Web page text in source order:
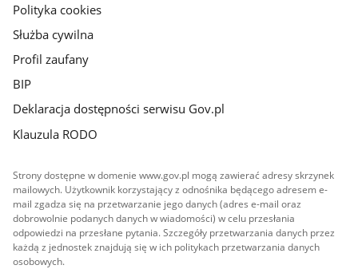
Polityka cookies
Służba cywilna
Profil zaufany
BIP
Deklaracja dostępności serwisu Gov.pl
Klauzula RODO
Strony dostępne w domenie www.gov.pl mogą zawierać adresy skrzynek
mailowych. Użytkownik korzystający z odnośnika będącego adresem e-
mail zgadza się na przetwarzanie jego danych (adres e-mail oraz
dobrowolnie podanych danych w wiadomości) w celu przesłania
odpowiedzi na przesłane pytania. Szczegóły przetwarzania danych przez
każdą z jednostek znajdują się w ich politykach przetwarzania danych
osobowych.